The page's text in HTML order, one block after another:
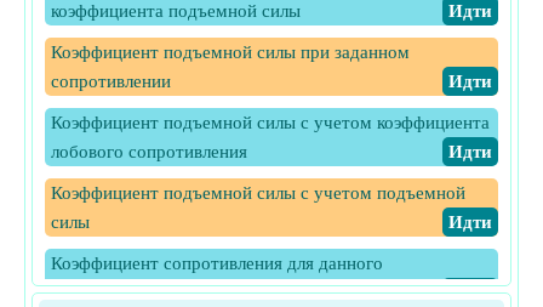
коэффициента подъемной силы
​Идти
Коэффициент подъемной силы при заданном
сопротивлении
​Идти
Коэффициент подъемной силы с учетом коэффициента
лобового сопротивления
​Идти
Коэффициент подъемной силы с учетом подъемной
силы
​Идти
Коэффициент сопротивления для данного
коэффициента сопротивления паразита
​Идти